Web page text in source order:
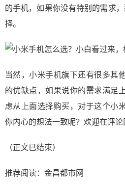
的手机，如果你没有特别的需求
择。
当然，小米手机旗下还有很多其
的优缺点，如果说你的需求满足
虑从上面选择购买，对于这个小
你内心的想法一致呢？欢迎在评论
（正文已结束）
推荐阅读： 金昌都市网